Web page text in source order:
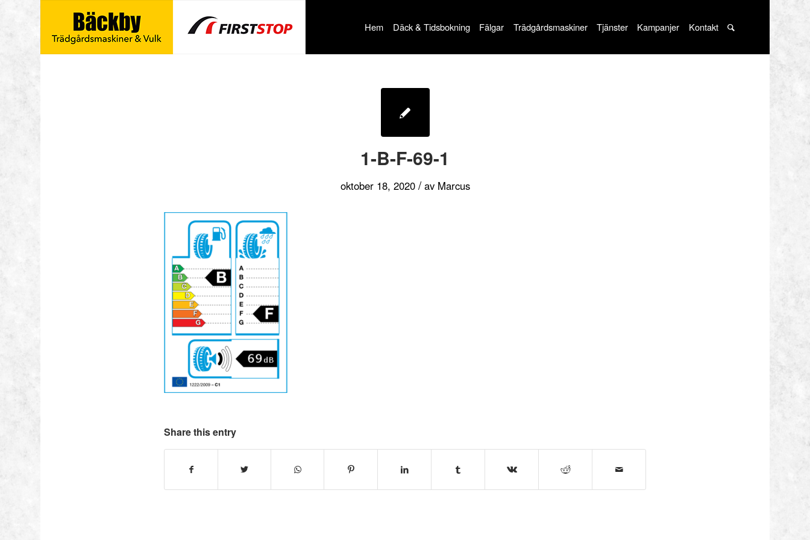
Hem Däck & Tidsbokning Fälgar Trädgårdsmaskiner Tjänster Kampanjer Kontakt
1-B-F-69-1
oktober 18, 2020 / av Marcus
Share this entry